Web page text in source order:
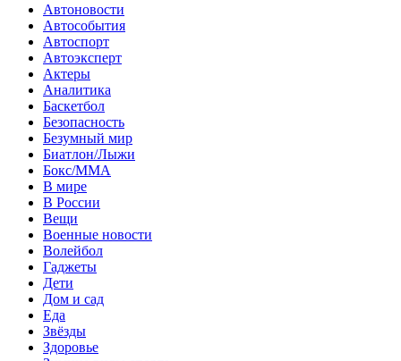
Автоновости
Автособытия
Автоспорт
Автоэксперт
Актеры
Аналитика
Баскетбол
Безопасность
Безумный мир
Биатлон/Лыжи
Бокс/MMA
В мире
В России
Вещи
Военные новости
Волейбол
Гаджеты
Дети
Дом и сад
Еда
Звёзды
Здоровье